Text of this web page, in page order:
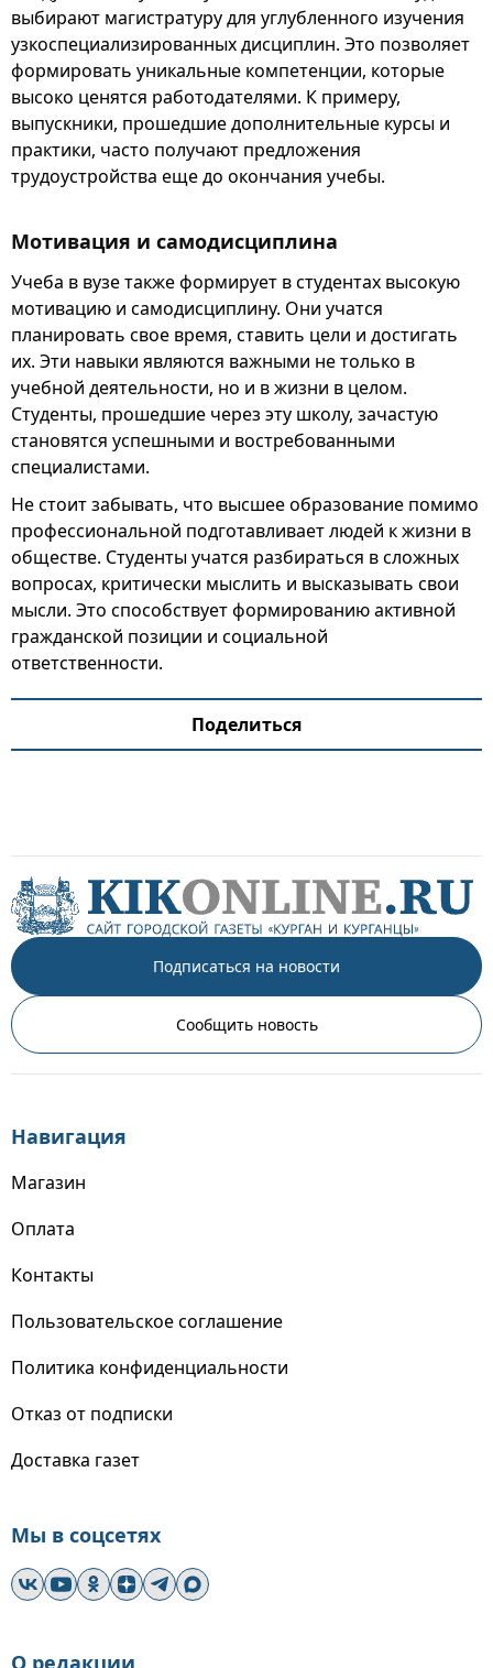
выбирают магистратуру для углубленного изучения
узкоспециализированных дисциплин. Это позволяет
формировать уникальные компетенции, которые
высоко ценятся работодателями. К примеру,
выпускники, прошедшие дополнительные курсы и
практики, часто получают предложения
трудоустройства еще до окончания учебы.
Мотивация и самодисциплина
Учеба в вузе также формирует в студентах высокую
мотивацию и самодисциплину. Они учатся
планировать свое время, ставить цели и достигать
их. Эти навыки являются важными не только в
учебной деятельности, но и в жизни в целом.
Студенты, прошедшие через эту школу, зачастую
становятся успешными и востребованными
специалистами.
Не стоит забывать, что высшее образование помимо
профессиональной подготавливает людей к жизни в
обществе. Студенты учатся разбираться в сложных
вопросах, критически мыслить и высказывать свои
мысли. Это способствует формированию активной
гражданской позиции и социальной
ответственности.
Поделиться
Подписаться на новости
Сообщить новость
Навигация
Магазин
Оплата
Контакты
Пользовательское соглашение
Политика конфиденциальности
Отказ от подписки
Доставка газет
Мы в соцсетях
О редакции